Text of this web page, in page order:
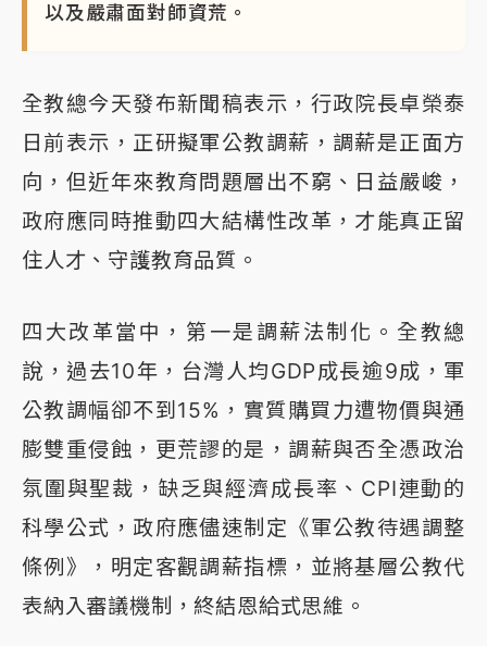
以及嚴肅面對師資荒。
全教總今天發布新聞稿表示，行政院長卓榮泰
日前表示，正研擬軍公教調薪，調薪是正面方
向，但近年來教育問題層出不窮、日益嚴峻，
政府應同時推動四大結構性改革，才能真正留
住人才、守護教育品質。
四大改革當中，第一是調薪法制化。全教總
說，過去10年，台灣人均GDP成長逾9成，軍
公教調幅卻不到15%，實質購買力遭物價與通
膨雙重侵蝕，更荒謬的是，調薪與否全憑政治
氛圍與聖裁，缺乏與經濟成長率、CPI連動的
科學公式，政府應儘速制定《軍公教待遇調整
條例》，明定客觀調薪指標，並將基層公教代
表納入審議機制，終結恩給式思維。